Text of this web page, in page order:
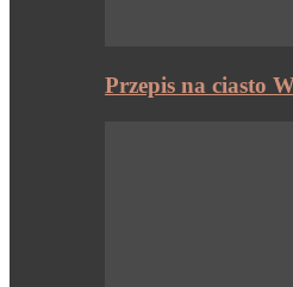
Przepis na ciasto